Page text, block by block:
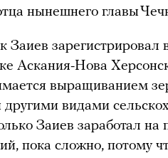
нынешнего главы
зарегистрировал
Аскания-Нова
выращиванием
видами
Заиев заработал на
пока сложно, потому